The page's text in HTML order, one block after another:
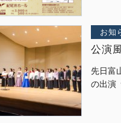
お知
公演
先日富
の出演